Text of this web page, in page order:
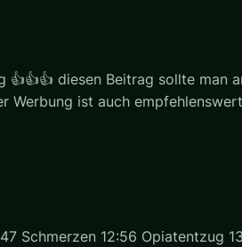
👍👍👍 diesen Beitrag sollte man
Werbung ist auch
Schmerzen 12:56 Opiatentzug